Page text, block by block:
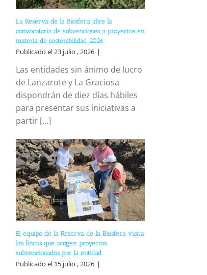
La Reserva de la Biosfera abre la
convocatoria de subvenciones a proyectos en
materia de sostenibilidad 2026
Publicado el 23 julio , 2026 |
Las entidades sin ánimo de lucro
de Lanzarote y La Graciosa
dispondrán de diez días hábiles
para presentar sus iniciativas a
partir [...]
El equipo de la Reserva de la Biosfera visita
las fincas que acogen proyectos
subvencionados por la entidad
Publicado el 15 julio , 2026 |